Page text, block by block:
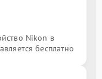
Nikon в
бесплатно